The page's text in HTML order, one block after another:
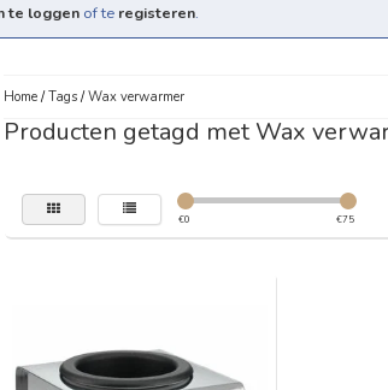
te loggen of te registeren.
Home/Tags/Wax verwarmer
Producten getagd met Wax
€0 €75